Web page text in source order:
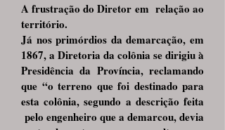
A frustração do Diretor em relação ao
território.
Já nos primórdios da demarcação, em
1867, a Diretoria da colônia se dirigiu à
Presidência da Província, reclamando
que “o terreno que foi destinado para
esta colônia, segundo a descrição feita
pelo engenheiro que a demarcou, devia